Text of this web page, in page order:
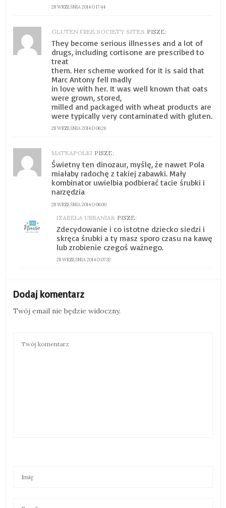
28 WRZEŚNIA 2014 O 17:44
GLUTEN FREE SOCIETY SITES PISZE:
28 WRZEŚNIA 2014 O 06:26
They become serious illnesses and a lot of
drugs, including cortisone are prescribed to
treat
them. Her scheme worked for it is said that
Marc Antony fell madly
in love with her. It was well known that oats
were grown, stored,
milled and packaged with wheat products are
were typically very contaminated with gluten.
MATKAPOLKI PISZE:
28 WRZEŚNIA 2014 O 06:00
Świetny ten dinozaur, myślę, że nawet Pola
miałaby radochę z takiej zabawki. Mały
kombinator uwielbia podbierać tacie śrubki i
narzędzia
IZABELA URBANIAK PISZE:
28 WRZEŚNIA 2014 O 07:32
Zdecydowanie i co istotne dziecko siedzi i
skręca śrubki a ty masz sporo czasu na kawę
lub zrobienie czegoś ważnego.
Dodaj komentarz
Twój email nie będzie widoczny.